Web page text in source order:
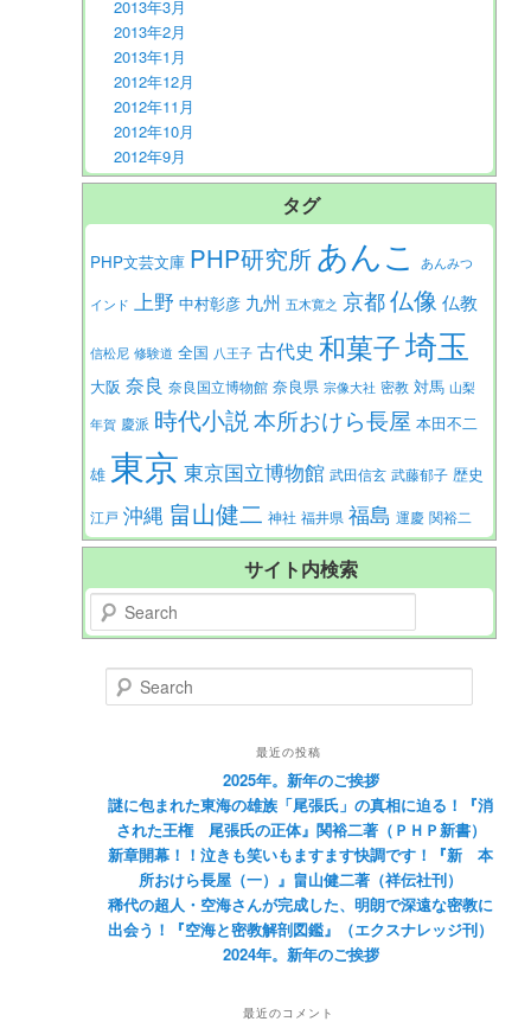
2013年3月
2013年2月
2013年1月
2012年12月
2012年11月
2012年10月
2012年9月
タグ
PHP文芸文庫 PHP研究所あんこ あんみつ
インド 上野 中村彰彦 九州 五木寛之 京都仏像 仏教
信松尼 修験道 全国 八王子 古代史 和菓子埼玉
大阪 奈良 奈良国立博物館 奈良県 宗像大社 密教 対馬 山梨
年賀 慶派 時代小説 本所おけら長屋 本田不二
雄 東京 東京国立博物館 武田信玄 武藤郁子 歴史
江戸 沖縄 畠山健二 神社 福井県 福島 運慶 関裕二
サイト内検索
Search
Search
最近の投稿
2025年。新年のご挨拶
謎に包まれた東海の雄族「尾張氏」の真相に迫る！『消
された王権 尾張氏の正体』関裕二著（ＰＨＰ新書）
新章開幕！！泣きも笑いもますます快調です！『新 本
所おけら長屋（一）』畠山健二著（祥伝社刊）
稀代の超人・空海さんが完成した、明朗で深遠な密教に
出会う！『空海と密教解剖図鑑』（エクスナレッジ刊）
2024年。新年のご挨拶
最近のコメント